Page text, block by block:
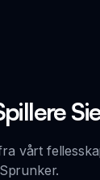
vårt
Sprunker.